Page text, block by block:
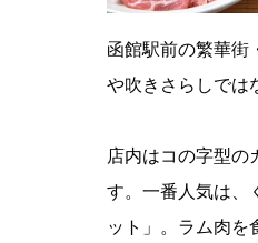
函館駅前の繁華街
や吹きさらしでは
店内はコの字型の
す。一番人気は、
ット」。ラム肉